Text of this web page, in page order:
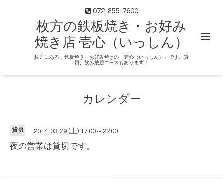
072-855-7600
枚方の鉄板焼き・お好み
焼き店 壱心（いっしん）
枚方にある、鉄板焼き・お好み焼きの「壱心（いっしん）」です。貸
切、飲み放題コースもあります！
カレンダー
貸切 2014-03-29 (土) 17:00～22:00
夜の営業は貸切です。